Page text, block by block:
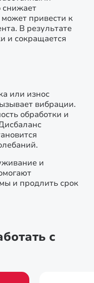
снижает
привести к
В результате
и сокращается
или износ
вибрации.
обработки и
и
и продлить срок
с